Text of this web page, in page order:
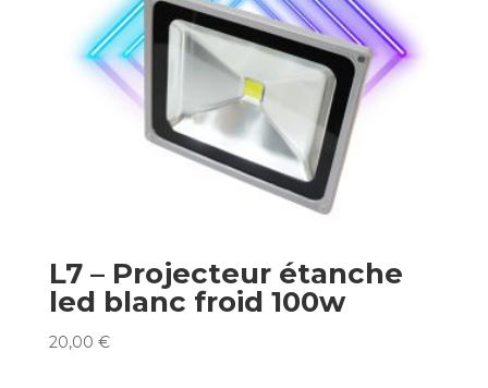
L7 – Projecteur étanche
led blanc froid 100w
20,00 €